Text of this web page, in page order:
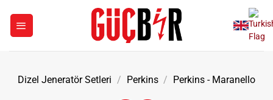
Dizel Jeneratör Setleri / Perkins / Perkins - Maranello